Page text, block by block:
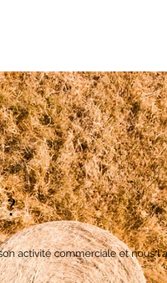
activité commerciale et nous